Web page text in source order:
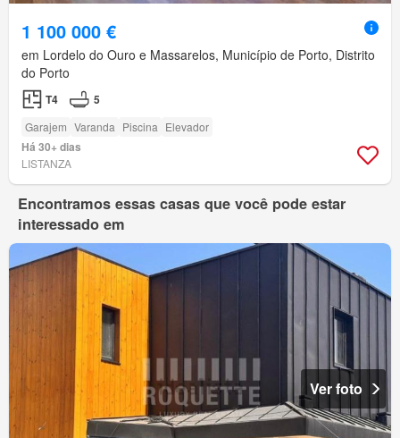
1 100 000 €
em Lordelo do Ouro e Massarelos, Município de Porto, Distrito
do Porto
T4 5
Garajem Varanda Piscina Elevador
Há 30+ dias
LISTANZA
Encontramos essas casas que você pode estar
interessado em
Ver foto